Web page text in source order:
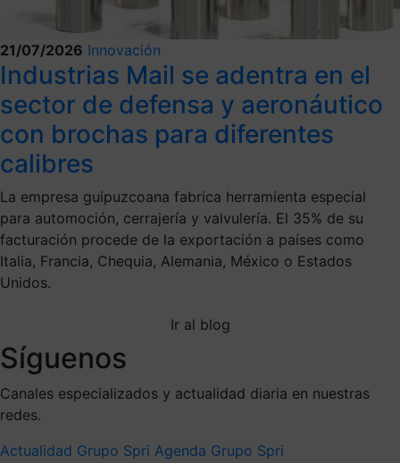
21/07/2026 Innovación
Industrias Mail se adentra en el
sector de defensa y aeronáutico
con brochas para diferentes
calibres
La empresa guipuzcoana fabrica herramienta especial
para automoción, cerrajería y valvulería. El 35% de su
facturación procede de la exportación a países como
Italia, Francia, Chequia, Alemania, México o Estados
Unidos.
Ir al blog
Síguenos
Canales especializados y actualidad diaria en nuestras
redes.
Actualidad Grupo Spri Agenda Grupo Spri